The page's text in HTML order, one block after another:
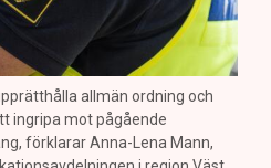
allmän ordning och
ingripa mot pågående
förklarar Anna-Lena Mann,